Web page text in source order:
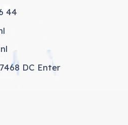
SOLLICITEER NU
44
DC Enter